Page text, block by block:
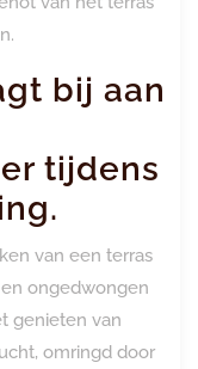
bij aan
tijdens
van een terras
ongedwongen
genieten van
omringd door